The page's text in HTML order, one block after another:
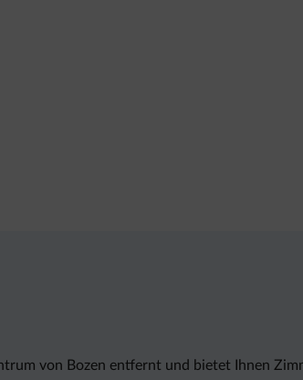
von Bozen entfernt und bietet Ihnen